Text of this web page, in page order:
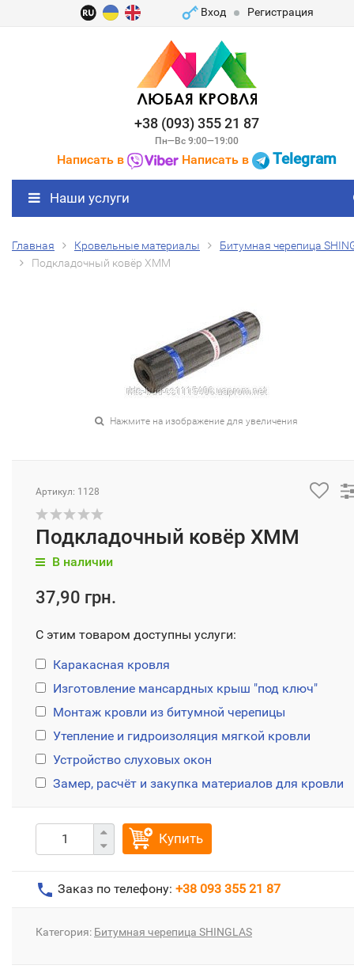
Вход Регистрация
+38 (093) 355 21 87
Пн—Вс 9:00—19:00
Написать в Написать в Telegram
Наши услуги
Главная Кровельные материалы
Битумная черепица
Подкладочный ковёр ХММ
Нажмите на изображение для увеличения
Артикул: 1128
Подкладочный ковёр ХММ
В наличии
37,90 грн.
С этим товаром доступны услуги:
Каракасная кровля
Изготовление мансардных крыш "под ключ"
Монтаж кровли из битумной черепицы
Утепление и гидроизоляция мягкой кровли
Устройство слуховых окон
Замер, расчёт и закупка материалов для кровли
Купить
Заказ по телефону: +38 093 355 21 87
Категория: Битумная черепица SHINGLAS